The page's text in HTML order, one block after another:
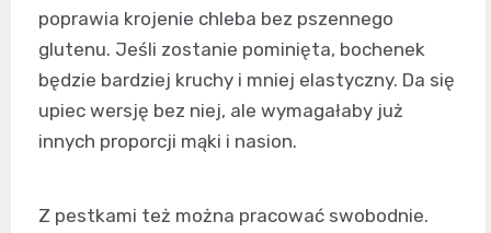
poprawia krojenie chleba bez pszennego
glutenu. Jeśli zostanie pominięta, bochenek
będzie bardziej kruchy i mniej elastyczny. Da się
upiec wersję bez niej, ale wymagałaby już
innych proporcji mąki i nasion.
Z pestkami też można pracować swobodnie.